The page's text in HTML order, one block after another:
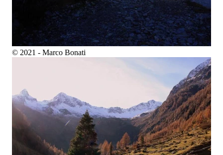
© 2021 - Marco Bonati